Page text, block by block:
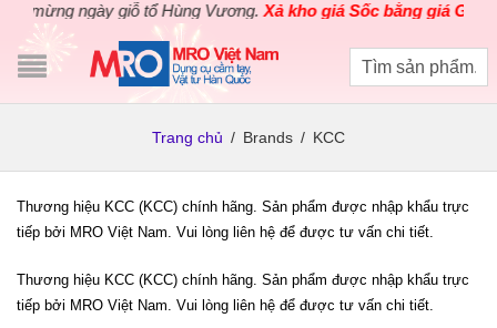
mừng ngày giỗ tổ Hùng Vương.Xả kho giá Sốc bằng giá Gốc
Trang chủ / Brands / KCC
Thương hiệu KCC (KCC) chính hãng. Sản phẩm được nhập khẩu trực
tiếp bởi MRO Việt Nam. Vui lòng liên hệ để được tư vấn chi tiết.
Thương hiệu KCC (KCC) chính hãng. Sản phẩm được nhập khẩu trực
tiếp bởi MRO Việt Nam. Vui lòng liên hệ để được tư vấn chi tiết.